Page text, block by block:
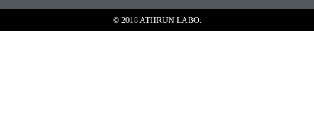
© 2018 ATHRUN LABO.